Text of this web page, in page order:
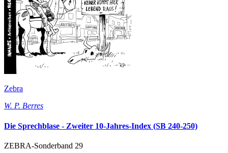
Zebra
W. P. Berres
Die Sprechblase - Zweiter 10-Jahres-Index (SB 240-250)
ZEBRA-Sonderband 29